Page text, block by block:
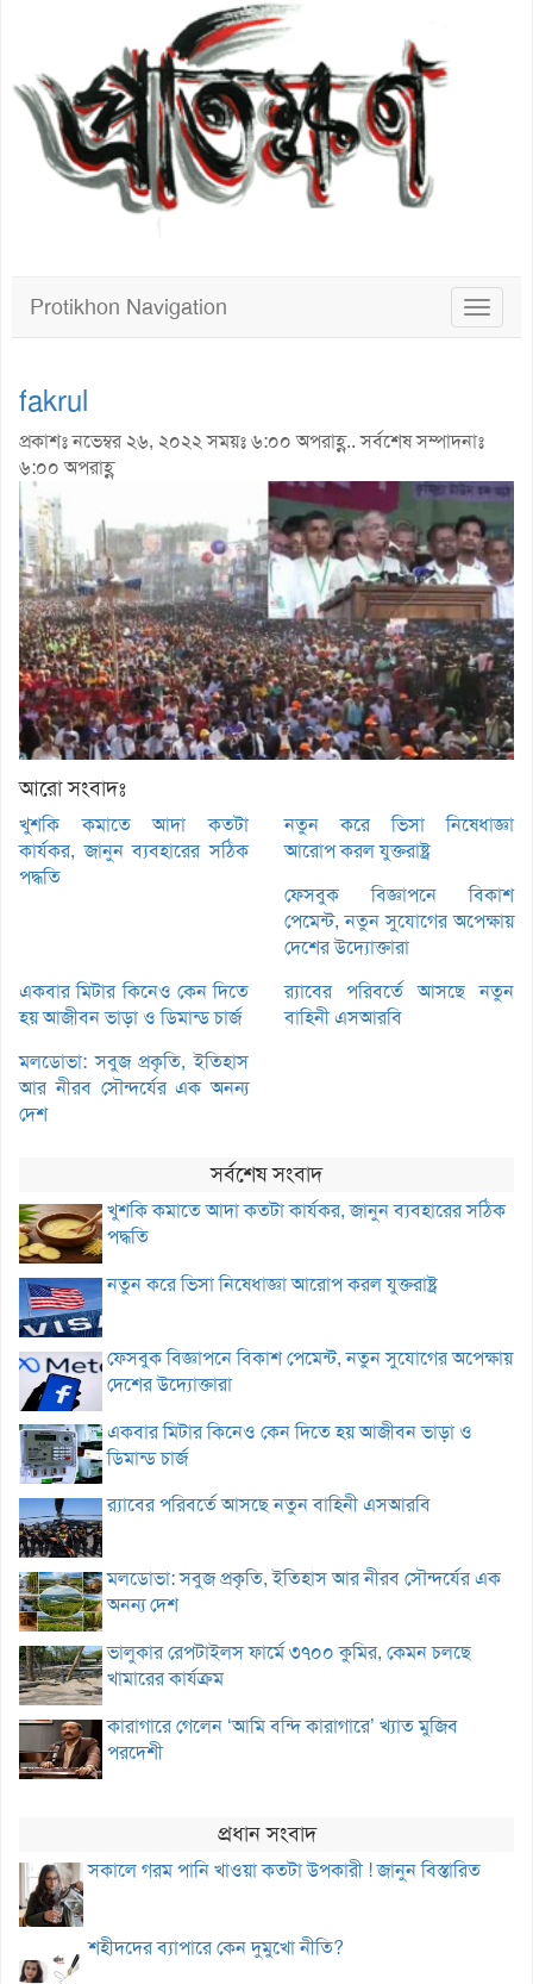
Toggle
Protikhon Navigation
fakrul
প্রকাশঃ নভেম্বর ২৬, ২০২২ সময়ঃ ৬:০০ অপরাহ্ণ.. সর্বশেষ সম্পাদনাঃ
৬:০০ অপরাহ্ণ
আরো সংবাদঃ
খুশকি কমাতে আদা কতটা
কার্যকর, জানুন ব্যবহারের সঠিক
পদ্ধতি
নতুন করে ভিসা নিষেধাজ্ঞা
আরোপ করল যুক্তরাষ্ট্র
ফেসবুক বিজ্ঞাপনে বিকাশ
পেমেন্ট, নতুন সুযোগের অপেক্ষায়
দেশের উদ্যোক্তারা
একবার মিটার কিনেও কেন দিতে
হয় আজীবন ভাড়া ও ডিমান্ড চার্জ
র‌্যাবের পরিবর্তে আসছে নতুন
বাহিনী এসআরবি
মলডোভা: সবুজ প্রকৃতি, ইতিহাস
আর নীরব সৌন্দর্যের এক অনন্য
দেশ
সর্বশেষ সংবাদ
খুশকি কমাতে আদা কতটা কার্যকর, জানুন ব্যবহারের সঠিক
পদ্ধতি
নতুন করে ভিসা নিষেধাজ্ঞা আরোপ করল যুক্তরাষ্ট্র
ফেসবুক বিজ্ঞাপনে বিকাশ পেমেন্ট, নতুন সুযোগের অপেক্ষায়
দেশের উদ্যোক্তারা
একবার মিটার কিনেও কেন দিতে হয় আজীবন ভাড়া ও
ডিমান্ড চার্জ
র‌্যাবের পরিবর্তে আসছে নতুন বাহিনী এসআরবি
মলডোভা: সবুজ প্রকৃতি, ইতিহাস আর নীরব সৌন্দর্যের এক
অনন্য দেশ
ভালুকার রেপটাইলস ফার্মে ৩৭০০ কুমির, কেমন চলছে
খামারের কার্যক্রম
কারাগারে গেলেন ‘আমি বন্দি কারাগারে’ খ্যাত মুজিব
পরদেশী
প্রধান সংবাদ
সকালে গরম পানি খাওয়া কতটা উপকারী ! জানুন বিস্তারিত
শহীদদের ব্যাপারে কেন দুমুখো নীতি?